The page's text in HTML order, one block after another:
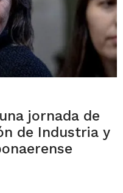
jornada de
de Industria y